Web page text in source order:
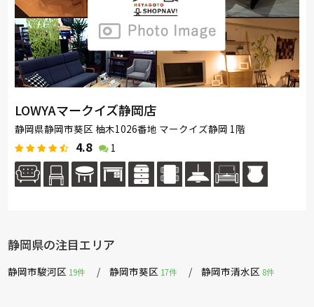
LOWYAマークイズ静岡店
静岡県静岡市葵区 柚木1026番地 マークイズ静岡 1階
4.8 1
静岡県の注目エリア
静岡市駿河区 19件 静岡市葵区 17件 静岡市清水区 8件